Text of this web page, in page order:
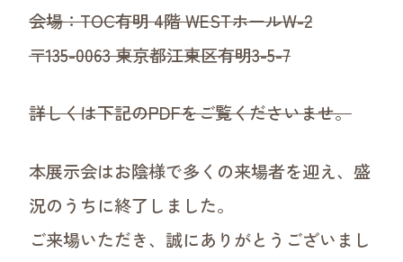
会場：TOC有明 4階 WESTホールW-2
〒135-0063 東京都江東区有明3-5-7
詳しくは下記のPDFをご覧くださいませ。
本展示会はお陰様で多くの来場者を迎え、盛
況のうちに終了しました。
ご来場いただき、誠にありがとうございまし